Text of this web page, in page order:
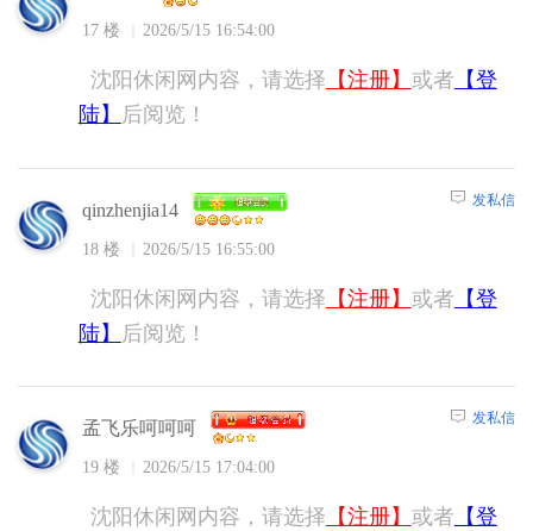
17 楼 2026/5/15 16:54:00
沈阳休闲网内容，请选择 【注册】 或者 【登
陆】
后阅览！
qinzhenjia14
18 楼 2026/5/15 16:55:00
发私信
沈阳休闲网内容，请选择 【注册】 或者 【登
陆】
后阅览！
孟飞乐呵呵呵
19 楼 2026/5/15 17:04:00
发私信
沈阳休闲网内容，请选择 【注册】 或者 【登